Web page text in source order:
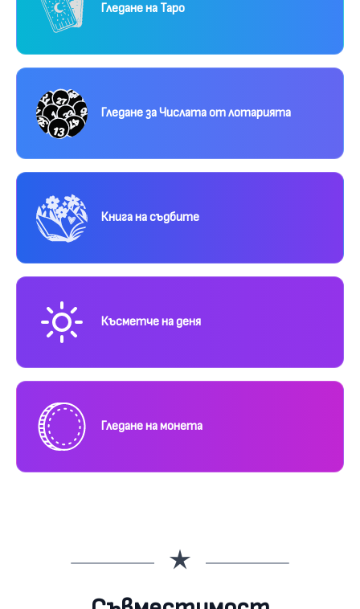
Гледане на Таро
Гледане за Числата от лотарията
Книга на съдбите
Късметче на деня
Гледане на монета